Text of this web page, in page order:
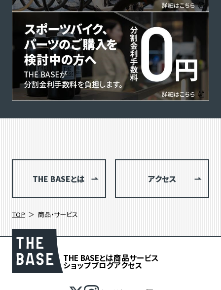
THE BASEとは アクセス
TOP 商品・サービス
THE BASEとは商品サービス
ショップブログアクセス